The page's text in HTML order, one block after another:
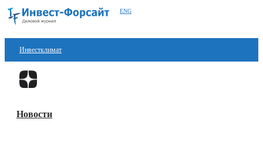
ENG
Инвестклимат
Финансы
Блокчейн
Новости